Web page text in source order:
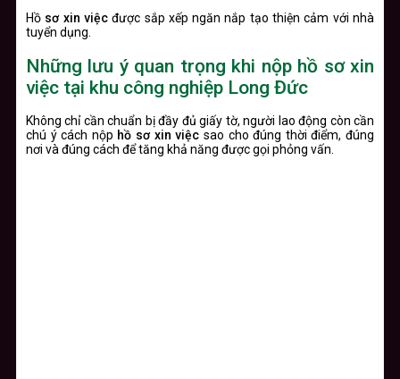
Hồ sơ xin việcđược sắp xếp ngăn nắp tạo thiện cảm với nhà
tuyển dụng.
Những lưu ý quan trọng khi nộp hồ sơ xin
việc tại khu công nghiệp Long Đức
Không chỉ cần chuẩn bị đầy đủ giấy tờ, người lao động còn cần
chú ý cách nộp hồ sơ xin việc sao cho đúng thời điểm, đúng
nơi và đúng cách để tăng khả năng được gọi phỏng vấn.